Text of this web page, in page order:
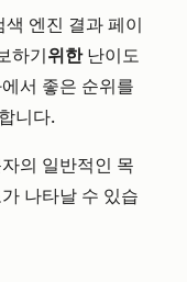
엔진 결과 페이
하기 위한난이도
서 좋은 순위를
니다.
의 일반적인 목
나타날 수 있습